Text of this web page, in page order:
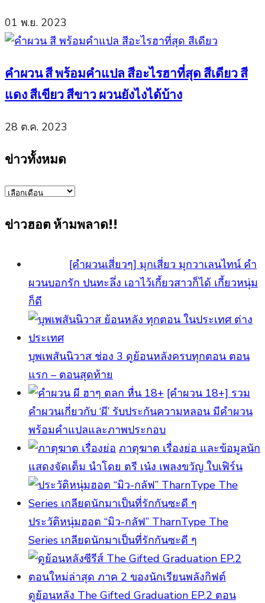
01 พ.ย. 2023
คำผวน สี พร้อมคำแปล สีอะไรฮาที่สุด สีเดียว สี
แดง สีเขียว สีขาว ผวนยังไงได้บ้าง
28 ต.ค. 2023
ข่าวทั้งหมด
ข่าว
ข่าวฮอต ห้ามพลาด!!
[คำผวนเสี่ยวๆ] มุกเสี่ยว มุกวาเลนไทน์ คำ
ผวนบอกรัก ปนทะลึ่ง เอาไว้เกี้ยวสาวก็ได้ เกี้ยวหนุ่ม
ก็ดี
บุพเพสันนิวาส ช่อง 3 ดูย้อนหลังครบทุกตอน ตอน
แรก – ตอนสุดท้าย
[คําผวน 18+] รวม
คำผวนเกี่ยวกับ ‘ผี’ รับประกันความหลอน มีคำผวน
พร้อมคำแปลและภาพประกอบ
ภาตุฆาต เรื่องย่อ และข้อมูลนัก
แสดงจัดเต็ม นำโดย ตรี เน๋ง เพลงขวัญ ใบเฟิร์น
ประวัติหนุ่มฮอต “มิว-กลัฟ” TharnType The
Series เกลียดนักมาเป็นที่รักกันซะดี ๆ
ดูย้อนหลัง The Gifted Graduation EP.2 ตอน